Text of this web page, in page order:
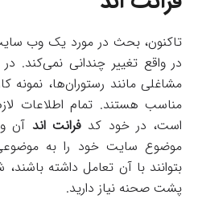
تاکنون، بحث در مورد یک وب
در واقع تغییر چندانی نمی‌کند.
مشاغلی مانند رستوران‌ها، نمونه
مناسب هستند. تمام اطلاعات
است، در خود کد فرانت اند آن
موضوع سایت خود را به موضوعی
بتوانند با آن تعامل داشته
پشت صحنه نیاز دارید.